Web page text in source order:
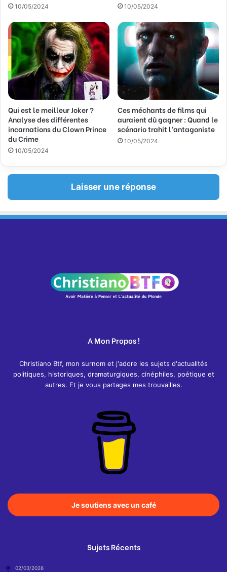
a
l
10/05/2024 10/05/2024
Qui est le meilleur Joker ?
Analyse des différentes
incarnations du Clown Prince
du Crime
10/05/2024
Ces méchants de films qui
auraient dû gagner : Quand le
scénario trahit l’antagoniste
10/05/2024
Laisser une réponse
A Mon Propos !
Christiano Btf, mon surnom et j'adore les sujets d'actualités
politiques, historiques, dramaturgiques, cinéphiles, poétique et
autres. Et je vous partages mes trouvailles.
Je soutiens avec un café
Sujets Récents
02/03/2026